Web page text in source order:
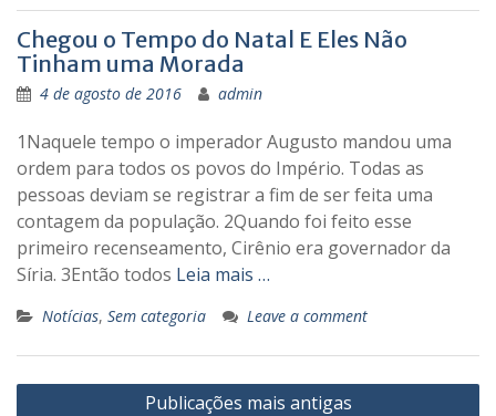
Chegou o Tempo do Natal E Eles Não
Tinham uma Morada
4 de agosto de 2016 admin
1Naquele tempo o imperador Augusto mandou uma
ordem para todos os povos do Império. Todas as
pessoas deviam se registrar a fim de ser feita uma
contagem da população. 2Quando foi feito esse
primeiro recenseamento, Cirênio era governador da
Síria. 3Então todos Leia mais …
Notícias, Sem categoria Leave a comment
Navegação
Publicações mais antigas